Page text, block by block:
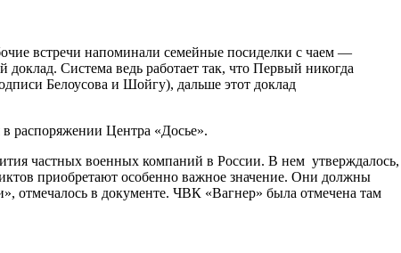
встречи напоминали семейные посиделки с чаем —
Система ведь работает так, что Первый никогда
Белоусова и Шойгу), дальше этот доклад
распоряжении Центра «Досье».
частных военных компаний в России. В нем утверждалось,
приобретают особенно важное значение. Они должны
отмечалось в документе. ЧВК «Вагнер» была отмечена там